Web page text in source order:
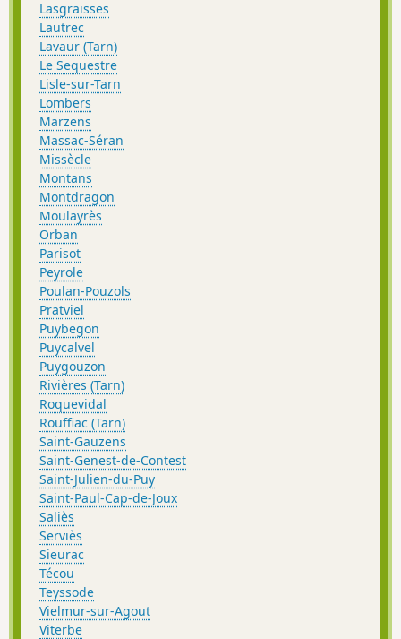
Lasgraisses
Lautrec
Lavaur (Tarn)
Le Sequestre
Lisle-sur-Tarn
Lombers
Marzens
Massac-Séran
Missècle
Montans
Montdragon
Moulayrès
Orban
Parisot
Peyrole
Poulan-Pouzols
Pratviel
Puybegon
Puycalvel
Puygouzon
Rivières (Tarn)
Roquevidal
Rouffiac (Tarn)
Saint-Gauzens
Saint-Genest-de-Contest
Saint-Julien-du-Puy
Saint-Paul-Cap-de-Joux
Saliès
Serviès
Sieurac
Técou
Teyssode
Vielmur-sur-Agout
Viterbe